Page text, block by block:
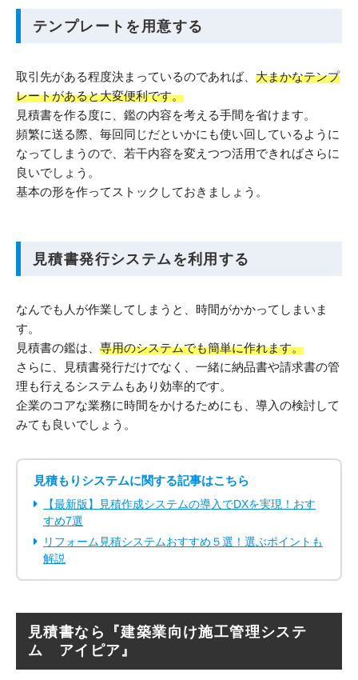
テンプレートを用意する
取引先がある程度決まっているのであれば、 大まかなテンプ
レートがあると大変便利です。
見積書を作る度に、鑑の内容を考える手間を省けます。
頻繁に送る際、毎回同じだといかにも使い回しているように
なってしまうので、若干内容を変えつつ活用できればさらに
良いでしょう。
基本の形を作ってストックしておきましょう。
見積書発行システムを利用する
なんでも人が作業してしまうと、時間がかかってしまいま
す。
見積書の鑑は、 専用のシステムでも簡単に作れます。
さらに、見積書発行だけでなく、一緒に納品書や請求書の管
理も行えるシステムもあり効率的です。
企業のコアな業務に時間をかけるためにも、導入の検討して
みても良いでしょう。
見積もりシステムに関する記事はこちら
【最新版】見積作成システムの導入でDXを実現！おす
すめ7選
リフォーム見積システムおすすめ５選！選ぶポイントも
解説
見積書なら『建築業向け施工管理システ
ム アイピア』